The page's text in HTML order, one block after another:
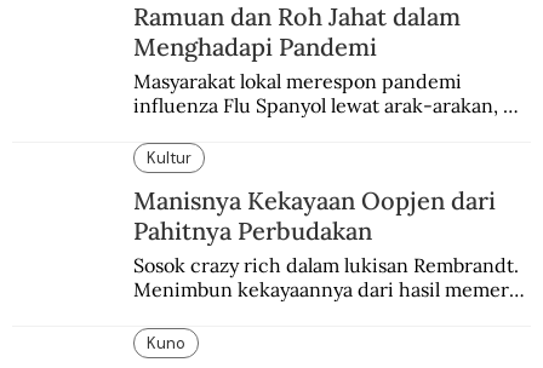
Ramuan dan Roh Jahat dalam
Menghadapi Pandemi
Masyarakat lokal merespon pandemi
influenza Flu Spanyol lewat arak-arakan,
Kultur
Manisnya Kekayaan Oopjen dari
Pahitnya Perbudakan
Sosok crazy rich dalam lukisan Rembrandt.
Menimbun kekayaannya dari hasil memeras
Kuno